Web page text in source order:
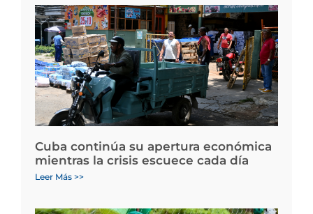
Cuba continúa su apertura económica
mientras la crisis escuece cada día
Leer Más >>